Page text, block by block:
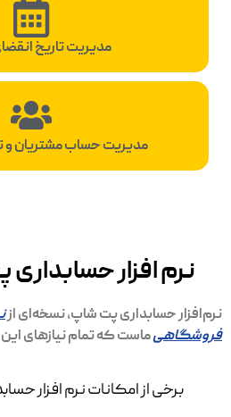
مدیریت تاریخ
مدیریت حساب مشتریان و
نرم افزار
نرم‌افزار حسابداری پت شاپ، نسخه‌ای از
فروشگاهیماست که تمام نیازهای
برخی از امکانات نرم افزار